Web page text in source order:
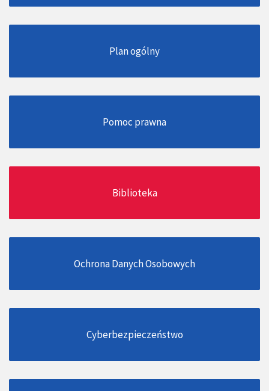
Plan ogólny
Pomoc prawna
Biblioteka
Ochrona Danych Osobowych
Cyberbezpieczeństwo